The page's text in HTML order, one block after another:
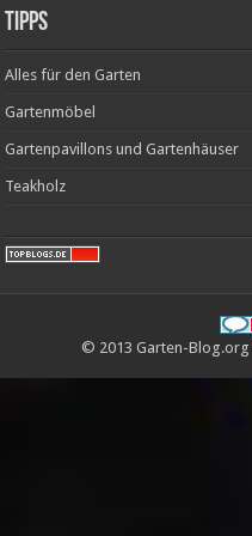
Tipps
Alles für den Garten
Gartenmöbel
Gartenpavillons und Gartenhäuser
Teakholz
© 2013 Garten-Blog.org